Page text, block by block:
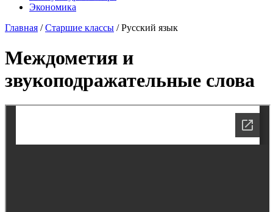
Экономика
Главная /Старшие классы /Русский язык
Междометия и
звукоподражательные слова